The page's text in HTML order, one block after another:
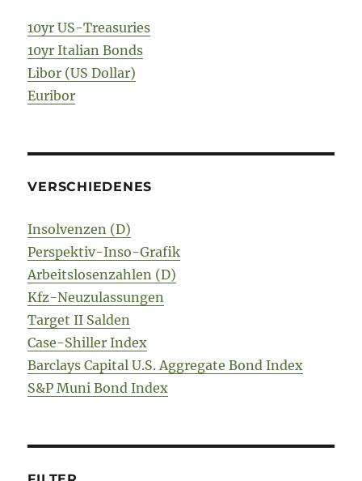
10yr US-Treasuries
10yr Italian Bonds
Libor (US Dollar)
Euribor
VERSCHIEDENES
Insolvenzen (D)
Perspektiv-Inso-Grafik
Arbeitslosenzahlen (D)
Kfz-Neuzulassungen
Target II Salden
Case-Shiller Index
Barclays Capital U.S. Aggregate Bond Index
S&P Muni Bond Index